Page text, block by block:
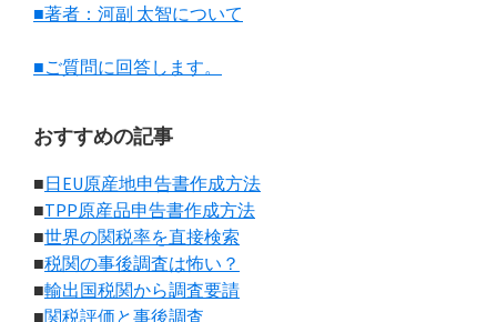
■著者：河副 太智について
■ご質問に回答します。
おすすめの記事
■日EU原産地申告書作成方法
■TPP原産品申告書作成方法
■世界の関税率を直接検索
■税関の事後調査は怖い？
■輸出国税関から調査要請
■関税評価と事後調査